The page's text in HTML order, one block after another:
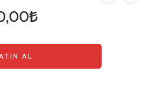
₺
AL